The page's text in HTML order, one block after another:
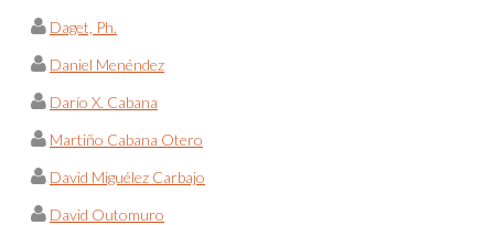
Daget, Ph.
Daniel Menéndez
Darío X. Cabana
Martiño Cabana Otero
David Miguélez Carbajo
David Outomuro